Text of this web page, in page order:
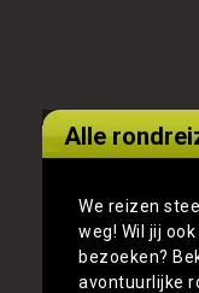
Alle
We reizen
weg! Wil jij
bezoeken?
avontuurlijke